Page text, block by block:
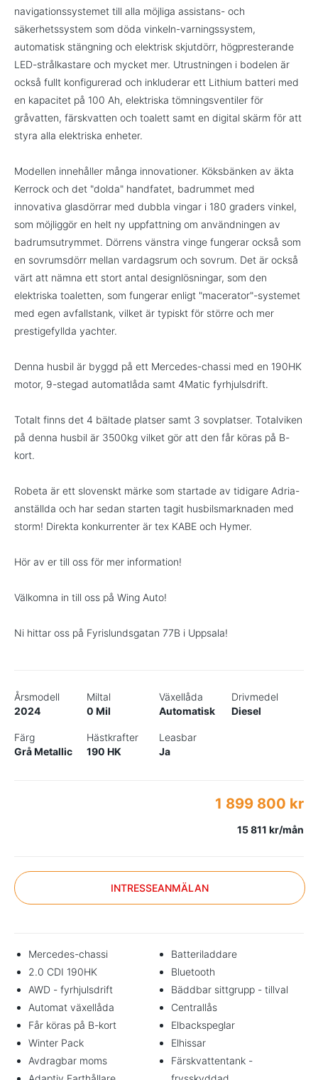
navigationssystemet till alla möjliga assistans- och
säkerhetssystem som döda vinkeln-varningssystem,
automatisk stängning och elektrisk skjutdörr, högpresterande
LED-strålkastare och mycket mer. Utrustningen i bodelen är
också fullt konfigurerad och inkluderar ett Lithium batteri med
en kapacitet på 100 Ah, elektriska tömningsventiler för
gråvatten, färskvatten och toalett samt en digital skärm för att
styra alla elektriska enheter.
Modellen innehåller många innovationer. Köksbänken av äkta
Kerrock och det "dolda" handfatet, badrummet med
innovativa glasdörrar med dubbla vingar i 180 graders vinkel,
som möjliggör en helt ny uppfattning om användningen av
badrumsutrymmet. Dörrens vänstra vinge fungerar också som
en sovrumsdörr mellan vardagsrum och sovrum. Det är också
värt att nämna ett stort antal designlösningar, som den
elektriska toaletten, som fungerar enligt "macerator"-systemet
med egen avfallstank, vilket är typiskt för större och mer
prestigefyllda yachter.
Denna husbil är byggd på ett Mercedes-chassi med en 190HK
motor, 9-stegad automatlåda samt 4Matic fyrhjulsdrift.
Totalt finns det 4 bältade platser samt 3 sovplatser. Totalviken
på denna husbil är 3500kg vilket gör att den får köras på B-
kort.
Robeta är ett slovenskt märke som startade av tidigare Adria-
anställda och har sedan starten tagit husbilsmarknaden med
storm! Direkta konkurrenter är tex KABE och Hymer.
Hör av er till oss för mer information!
Välkomna in till oss på Wing Auto!
Ni hittar oss på Fyrislundsgatan 77B i Uppsala!
Årsmodell
2024
Miltal
0 Mil
Växellåda
Automatisk
Drivmedel
Diesel
Färg
Grå Metallic
Hästkrafter
190 HK
Leasbar
Ja
1 899 800 kr
15 811 kr/mån
INTRESSEANMÄLAN
Mercedes-chassi
2.0 CDI 190HK
AWD - fyrhjulsdrift
Automat växellåda
Får köras på B-kort
Winter Pack
Avdragbar moms
Batteriladdare
Bluetooth
Bäddbar sittgrupp - tillval
Centrallås
Elbackspeglar
Elhissar
Färskvattentank -